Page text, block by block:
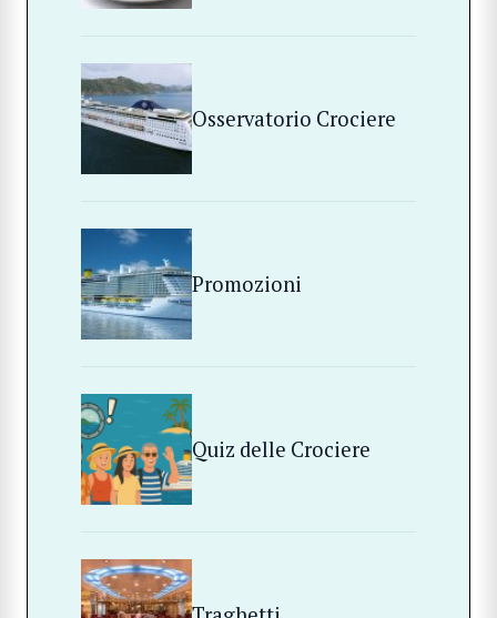
Osservatorio Crociere
Promozioni
Quiz delle Crociere